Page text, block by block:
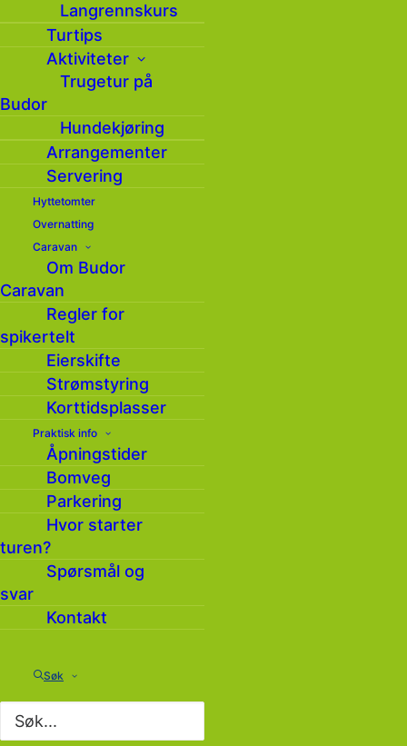
Langrennskurs
Turtips
Aktiviteter
Trugetur på
Budor
Hundekjøring
Arrangementer
Servering
Hyttetomter
Overnatting
Caravan
Om Budor
Caravan
Regler for
spikertelt
Eierskifte
Strømstyring
Korttidsplasser
Praktisk info
Åpningstider
Bomveg
Parkering
Hvor starter
turen?
Spørsmål og
svar
Kontakt
Søk
Meld deg på vårt
Hold deg oppdatert på hva som skjer på Budor
gjennom vårt nyhetsbrev ( 4 – 6 ganger i året )